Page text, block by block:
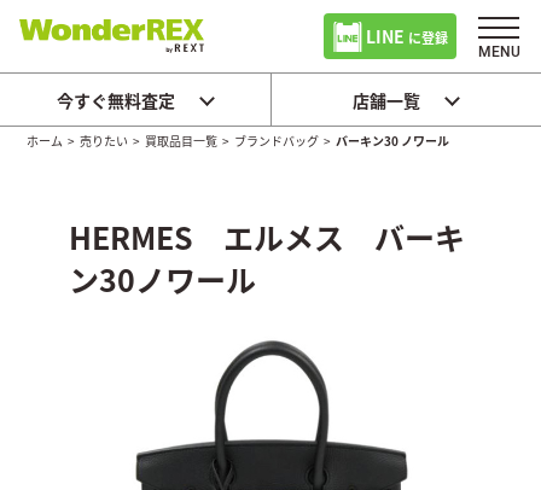
LINE に登録
今すぐ無料査定 店舗一覧
ホーム >売りたい > 買取品目一覧 > ブランドバッグ >バーキン30 ノワール
HERMES エルメス バーキ
ン30ノワール